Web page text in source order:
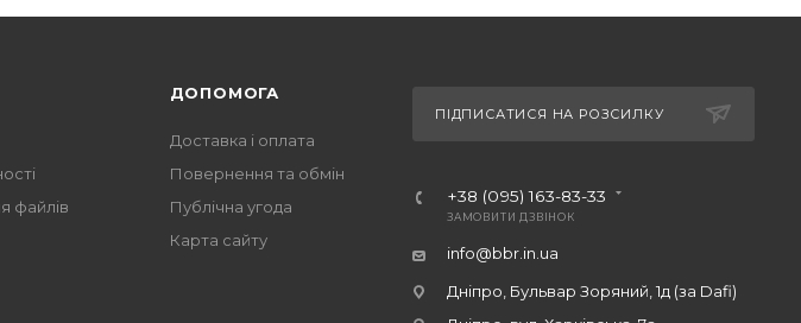
файлів
ДОПОМОГА
Доставка і оплата
Повернення та обмін
Публічна угода
Карта сайту
ПІДПИСАТИСЯ НА РОЗСИЛКУ
+38 (095) 163-83-33
ЗАМОВИТИ ДЗВІНОК
info@bbr.in.ua
Дніпро, Бульвар Зоряний, 1д (за Dafi)